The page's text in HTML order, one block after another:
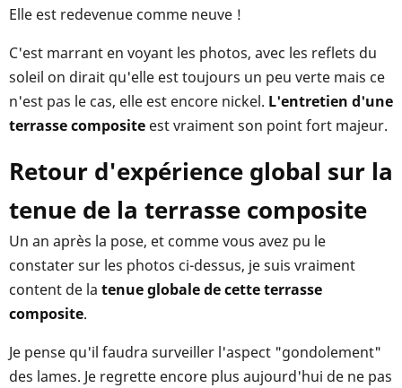
Elle est redevenue comme neuve !
C'est marrant en voyant les photos, avec les reflets du
soleil on dirait qu'elle est toujours un peu verte mais ce
n'est pas le cas, elle est encore nickel. L'entretien d'une
terrasse composite est vraiment son point fort majeur.
Retour d'expérience global sur la
tenue de la terrasse composite
Un an après la pose, et comme vous avez pu le
constater sur les photos ci-dessus, je suis vraiment
content de la tenue globale de cette terrasse
composite.
Je pense qu'il faudra surveiller l'aspect "gondolement"
des lames. Je regrette encore plus aujourd'hui de ne pas